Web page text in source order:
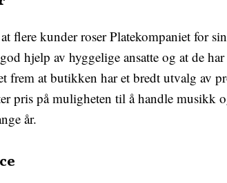
flere kunder roser Platekompaniet for
hjelp av hyggelige ansatte og at de
frem at butikken har et bredt utvalg av
pris på muligheten til å handle musikk
år.